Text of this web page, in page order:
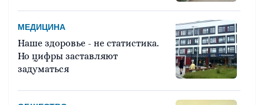
МЕДИЦИНА
Наше здоровье - не статистика.
Но цифры заставляют
задуматься